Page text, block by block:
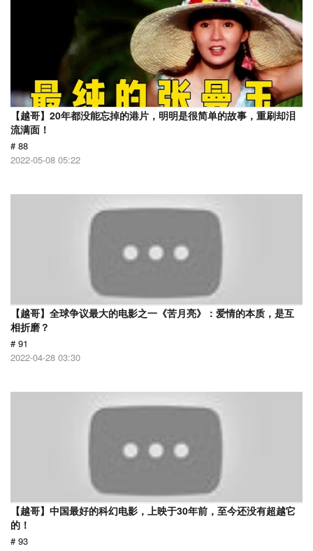
【越哥】20年都没能忘掉的港片，明明是很简单的故事，重刷却泪
流满面！
# 88
2022-05-08 05:22
【越哥】全球争议最大的电影之一《苦月亮》：爱情的本质，是互
相折磨？
# 91
2022-04-28 03:30
【越哥】中国最好的科幻电影，上映于30年前，至今还没有超越它
的！
# 93